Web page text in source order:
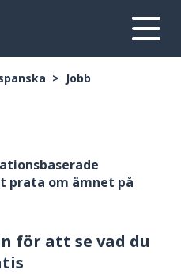
Jobb
prata om ämnet på
för att se vad du